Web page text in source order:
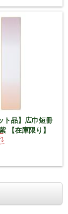
ト品】広巾短冊
【在庫限り】